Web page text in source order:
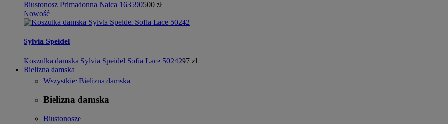
Biustonosz Primadonna Naica 163590500 zł
Nowość
Sylvia Speidel
Koszulka damska Sylvia Speidel Sofia Lace 5024297 zł
Bielizna damska
Wszystkie: Bielizna damska
Bielizna damska
Biustonosze